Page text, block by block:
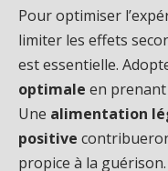
Pour optimiser
limiter les effets
est essentielle.
optimale en prenant
Une alimentation
positive
propice à la